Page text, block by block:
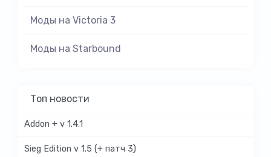
Моды на Victoria 3
Моды на Starbound
Топ новости
Addon + v 1.4.1
Sieg Edition v 1.5 (+ патч 3)